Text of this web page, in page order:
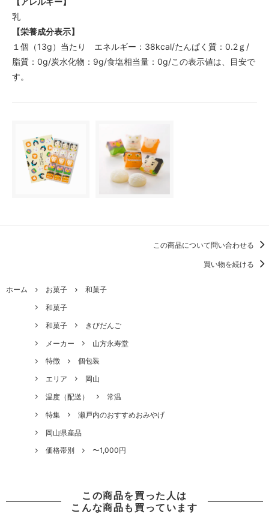
乳
【栄養成分表示】
１個（13g）当たり エネルギー：38kcal/たんぱく質：0.2ｇ/
脂質：0g/炭水化物：9g/食塩相当量：0g/この表示値は、目安で
す。
この商品について問い合わせる
買い物を続ける
ホーム お菓子
和菓子
和菓子
和菓子
きびだんご
メーカー
山方永寿堂
特徴
個包装
エリア
岡山
温度（配送）
常温
特集
瀬戸内のおすすめおみやげ
岡山県産品
価格帯別
〜1,000円
この商品を買った人は
こんな商品も買っています